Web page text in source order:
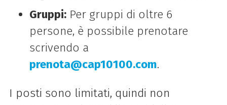
Gruppi:Per gruppi di oltre 6
persone, è possibile prenotare
scrivendo a
prenota@cap10100.com.
I posti sono limitati, quindi non